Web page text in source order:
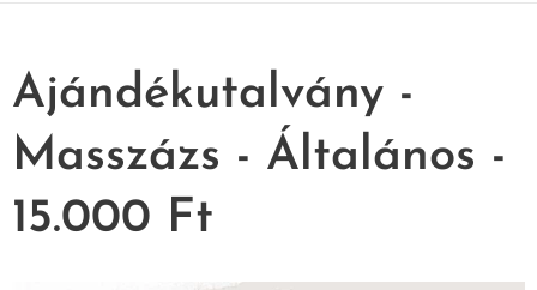
Ajándékutalvány -
Masszázs - Általános -
15.000 Ft